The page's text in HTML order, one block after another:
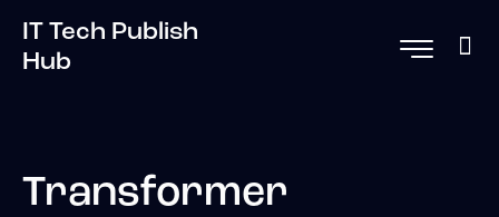
IT Tech Publish
Hub
Transformer